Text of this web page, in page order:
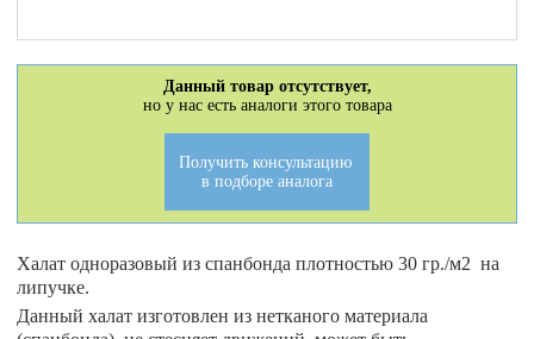
Данный товар отсутствует,
но у нас есть аналоги этого товара
Получить консультацию
в подборе аналога
Халат одноразовый из спанбонда плотностью 30 гр./м2 на
липучке.
Данный халат изготовлен из нетканого материала